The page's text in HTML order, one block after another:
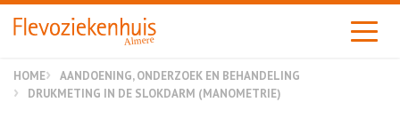
Almere
HOME
AANDOENING, ONDERZOEK EN BEHANDELING
DRUKMETING IN DE SLOKDARM (MANOMETRIE)